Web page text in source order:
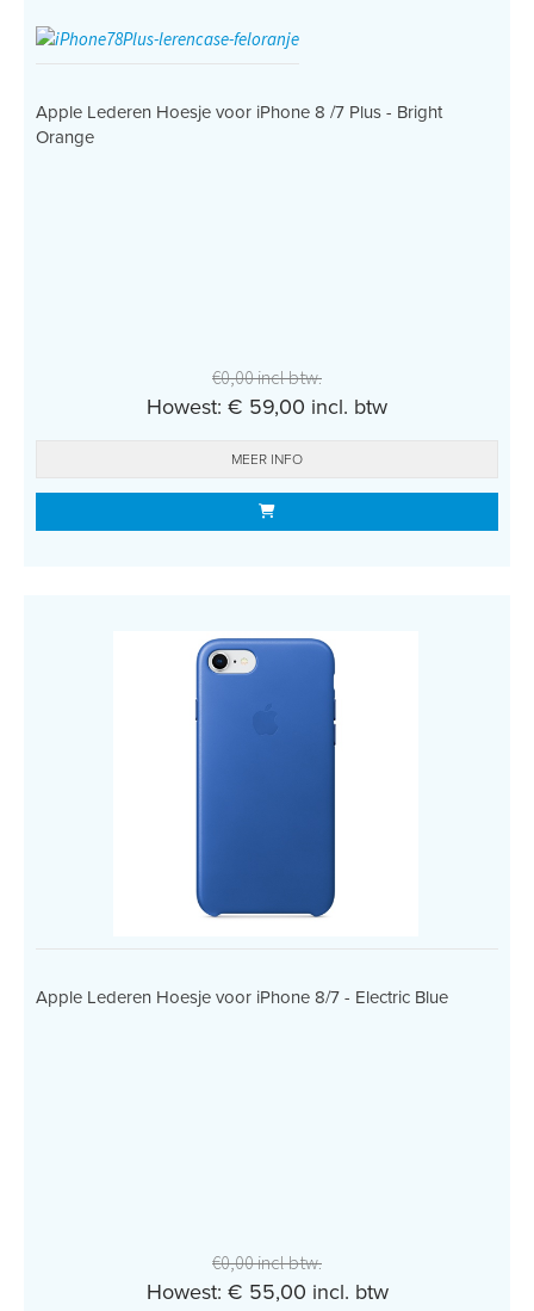
Apple Lederen Hoesje voor iPhone 8 /7 Plus - Bright
Orange
€0,00 incl btw.
Howest: € 59,00 incl. btw
MEER INFO
Apple Lederen Hoesje voor iPhone 8/7 - Electric Blue
€0,00 incl btw.
Howest: € 55,00 incl. btw